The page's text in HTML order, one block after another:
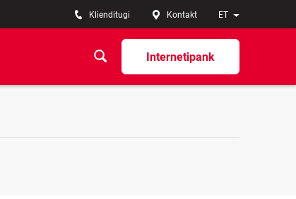
ET
Klienditugi Kontakt
Internetipank